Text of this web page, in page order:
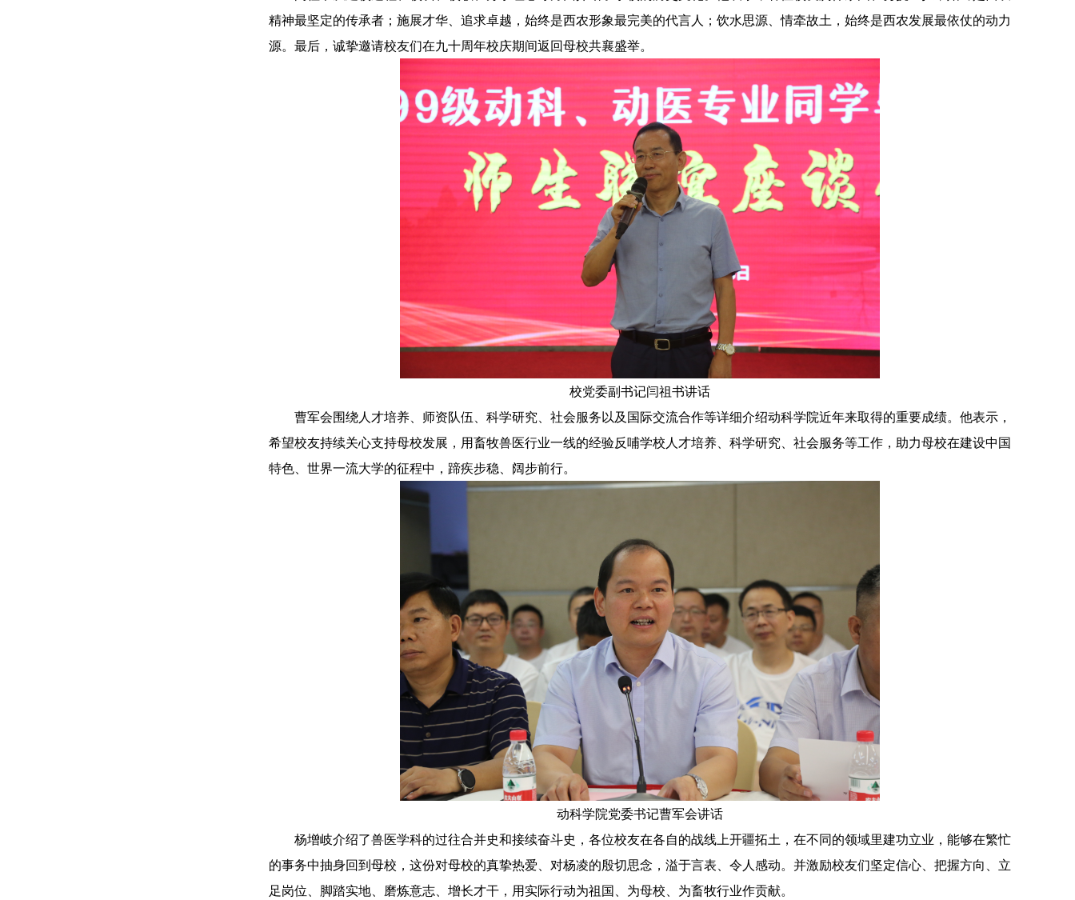
精神最坚定的传承者；施展才华、追求卓越，始终是西农形象最完美的代言人；饮水思源、情牵故土，始终是西农发展最依仗的动力
源。最后，诚挚邀请校友们在九十周年校庆期间返回母校共襄盛举。
校党委副书记闫祖书讲话
曹军会围绕人才培养、师资队伍、科学研究、社会服务以及国际交流合作等详细介绍动科学院近年来取得的重要成绩。他表示，
希望校友持续关心支持母校发展，用畜牧兽医行业一线的经验反哺学校人才培养、科学研究、社会服务等工作，助力母校在建设中国
特色、世界一流大学的征程中，蹄疾步稳、阔步前行。
动科学院党委书记曹军会讲话
杨增岐介绍了兽医学科的过往合并史和接续奋斗史，各位校友在各自的战线上开疆拓土，在不同的领域里建功立业，能够在繁忙
的事务中抽身回到母校，这份对母校的真挚热爱、对杨凌的殷切思念，溢于言表、令人感动。并激励校友们坚定信心、把握方向、立
足岗位、脚踏实地、磨炼意志、增长才干，用实际行动为祖国、为母校、为畜牧行业作贡献。